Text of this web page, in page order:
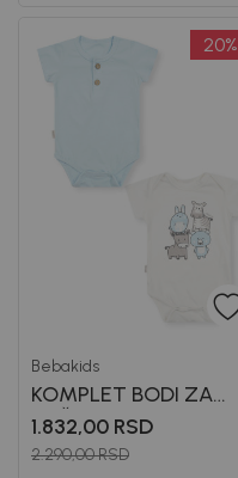
20%
Bebakids
KOMPLET BODI ZA
DEČAKE VUK
1.832,00 RSD
2.290,00RSD